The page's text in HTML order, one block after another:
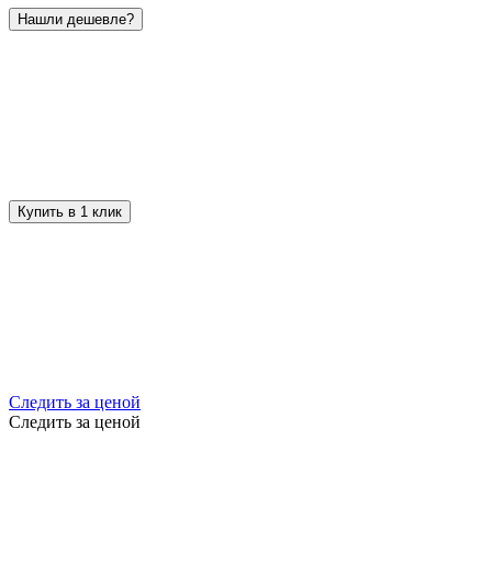
Нашли дешевле?
Купить в 1 клик
Следить за ценой
Следить за ценой